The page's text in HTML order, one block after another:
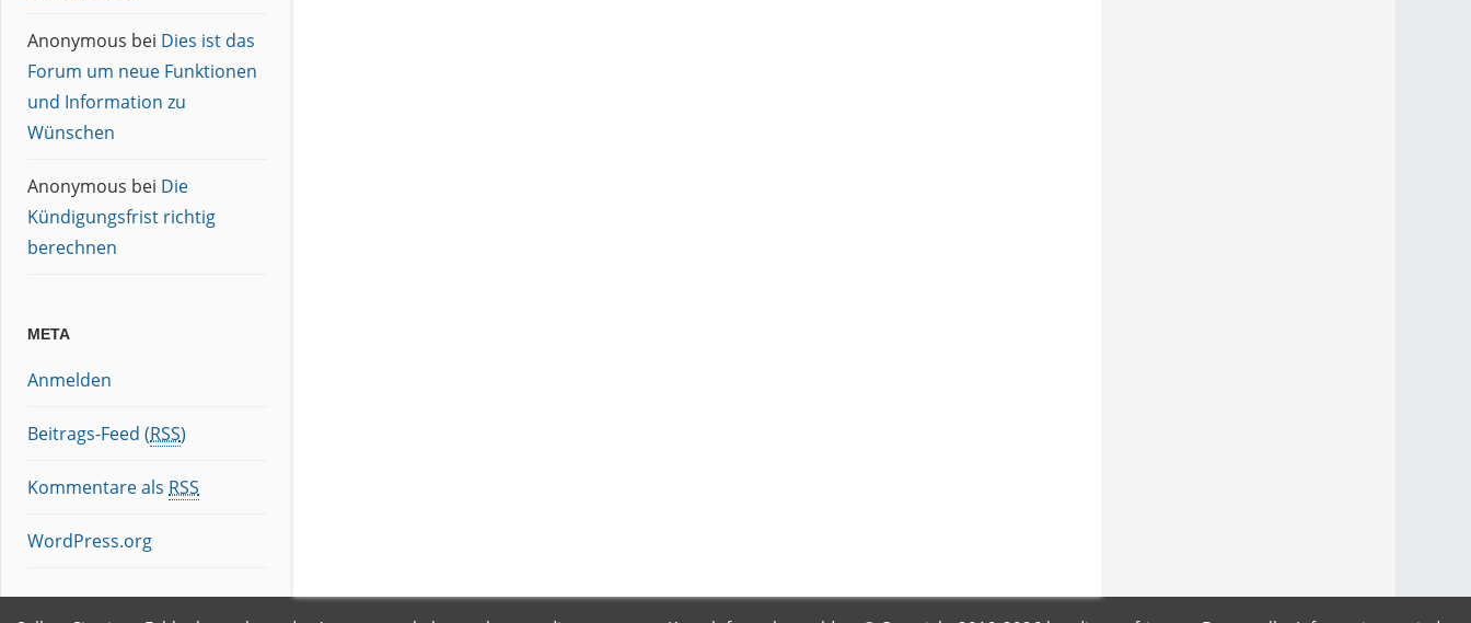
Anonymous bei Dies ist das
Forum um neue Funktionen
und Information zu
Wünschen
Anonymous bei Die
Kündigungsfrist richtig
berechnen
META
Anmelden
Beitrags-Feed (RSS)
Kommentare als RSS
WordPress.org